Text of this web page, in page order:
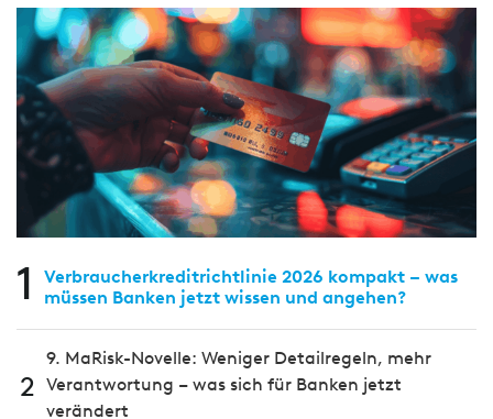
1
Verbraucherkreditrichtlinie 2026 kompakt – was
müssen Banken jetzt wissen und angehen?
2
9. MaRisk-Novelle: Weniger Detailregeln, mehr
Verantwortung – was sich für Banken jetzt
verändert